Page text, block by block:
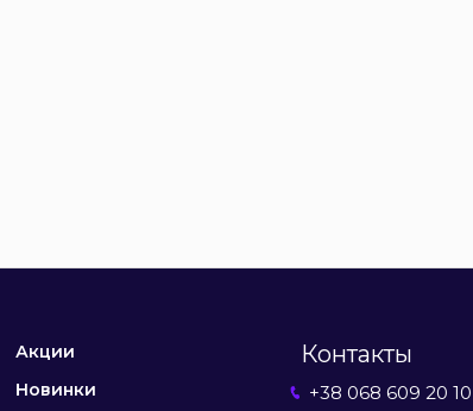
Акции
Новинки
Контакты
+38 068 609 20 10